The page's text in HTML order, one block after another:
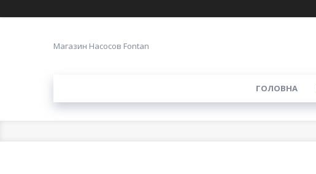
Магазин Насосов Fontan
ГОЛОВНА